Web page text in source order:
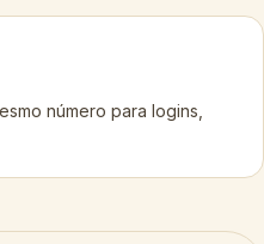
número para logins,